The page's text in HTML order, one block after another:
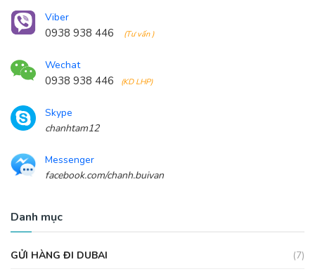
Viber
0938 938 446 (Tư vấn )
Wechat
0938 938 446 (KD LHP)
Skype
chanhtam12
Messenger
facebook.com/chanh.buivan
Danh mục
GỬI HÀNG ĐI DUBAI
(7)